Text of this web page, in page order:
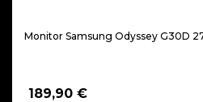
Monitor Samsung Odyssey G30D
189,90 €